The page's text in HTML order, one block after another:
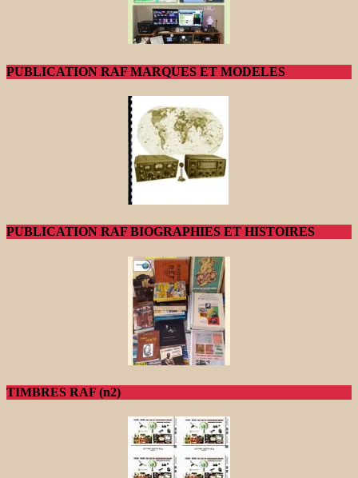
PUBLICATION RAF MARQUES ET MODELES
PUBLICATION RAF BIOGRAPHIES ET HISTOIRES
TIMBRES RAF (n2)